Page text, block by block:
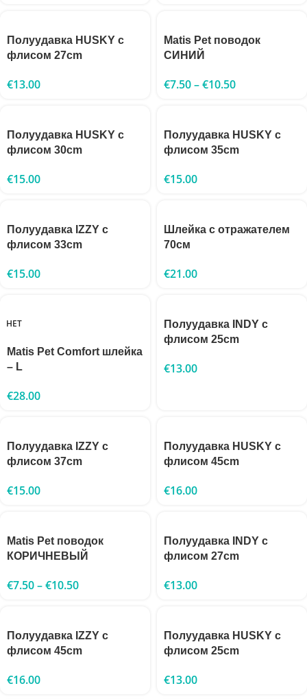
Полуудавка HUSKY с
флисом 27cm
€13.00
Matis Pet поводок
СИНИЙ
€7.50–€10.50
Полуудавка HUSKY с
флисом 30cm
€15.00
Полуудавка HUSKY с
флисом 35cm
€15.00
Полуудавка IZZY с
флисом 33cm
€15.00
Шлейка с отражателем
70см
€21.00
НЕТ
Matis Pet Comfort шлейка
– L
€28.00
Полуудавка INDY с
флисом 25cm
€13.00
Полуудавка IZZY с
флисом 37cm
€15.00
Полуудавка HUSKY с
флисом 45cm
€16.00
Matis Pet поводок
КОРИЧНЕВЫЙ
€7.50–€10.50
Полуудавка INDY с
флисом 27cm
€13.00
Полуудавка IZZY с
флисом 45cm
€16.00
Полуудавка HUSKY с
флисом 25cm
€13.00